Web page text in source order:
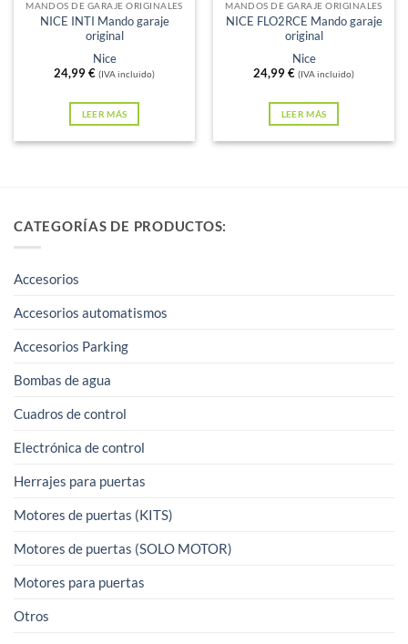
MANDOS DE GARAJE ORIGINALES
NICE INTI Mando garaje
original
Nice
24,99€ (IVA incluido)
LEER MÁS
MANDOS DE GARAJE ORIGINALES
NICE FLO2RCE Mando garaje
original
Nice
24,99€ (IVA incluido)
LEER MÁS
CATEGORÍAS DE PRODUCTOS:
Accesorios
Accesorios automatismos
Accesorios Parking
Bombas de agua
Cuadros de control
Electrónica de control
Herrajes para puertas
Motores de puertas (KITS)
Motores de puertas (SOLO MOTOR)
Motores para puertas
Otros